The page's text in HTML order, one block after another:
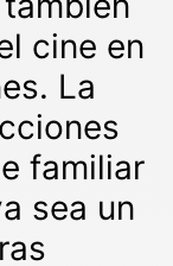
cine en
La
familiar
sea un